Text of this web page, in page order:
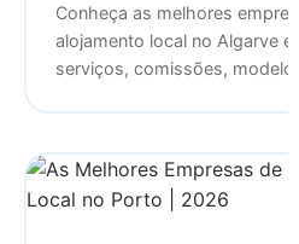
Conheça as melhores
alojamento local no Algarve
serviços, comissões,